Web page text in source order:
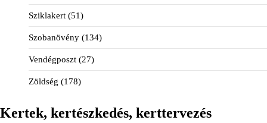
Sziklakert (51)
Szobanövény (134)
Vendégposzt (27)
Zöldség (178)
Kertek, kertészkedés, kerttervezés